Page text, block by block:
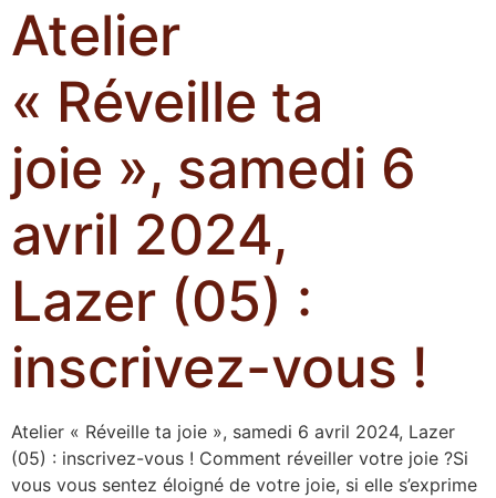
Atelier
« Réveille ta
joie », samedi 6
avril 2024,
Lazer (05) :
inscrivez-vous !
Atelier « Réveille ta joie », samedi 6 avril 2024, Lazer
(05) : inscrivez-vous ! Comment réveiller votre joie ?Si
vous vous sentez éloigné de votre joie, si elle s’exprime